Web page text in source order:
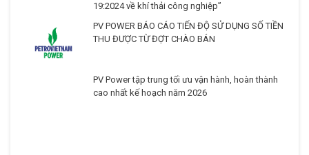
19:2024 về khí thải công nghiệp”
PV POWER BÁO CÁO TIẾN ĐỘ SỬ DỤNG SỐ TIỀN
THU ĐƯỢC TỪ ĐỢT CHÀO BÁN
PV Power tập trung tối ưu vận hành, hoàn thành
cao nhất kế hoạch năm 2026